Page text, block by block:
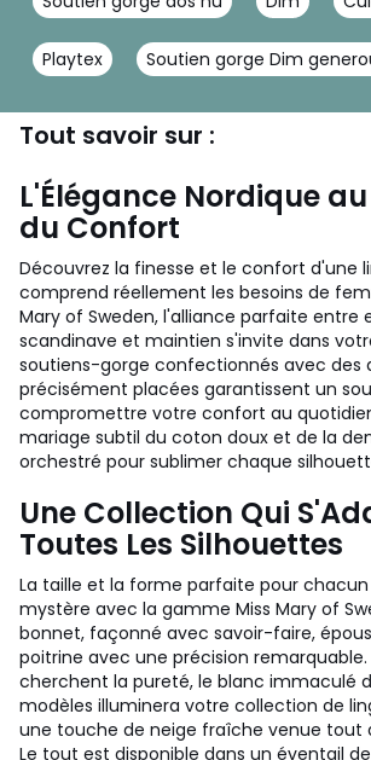
Playtex Soutien gorge Dim
Tout savoir sur :
L'Élégance Nordique
du Confort
Découvrez la finesse et le confort d'une
comprend réellement les besoins de
Mary of Sweden, l'alliance parfaite entre
scandinave et maintien s'invite dans
soutiens-gorge confectionnés avec des
précisément placées garantissent un
compromettre votre confort au
mariage subtil du coton doux et de la
orchestré pour sublimer chaque
Une Collection Qui
Toutes Les Silhouettes
La taille et la forme parfaite pour
mystère avec la gamme Miss Mary of
bonnet, façonné avec savoir-faire,
poitrine avec une précision remarquable.
cherchent la pureté, le blanc immaculé
modèles illuminera votre collection de
une touche de neige fraîche venue tout
Le tout est disponible dans un éventail